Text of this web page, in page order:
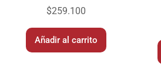
$259.100
Añadir al carrito